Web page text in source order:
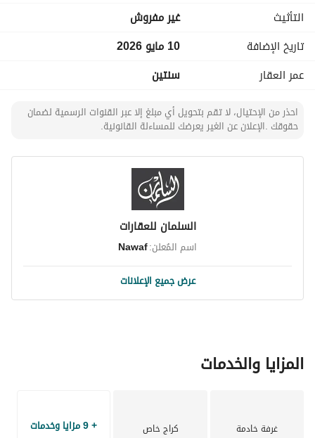
التأثيث
غير مفروش
تاريخ الإضافة
10 مايو 2026
عمر العقار
سنتين
احذر من الإحتيال، لا تقم بتحويل أي مبلغ إلا عبر القنوات الرسمية لضمان
حقوقك .الإعلان عن الغير يعرضك للمساءلة القانونية.
السلمان للعقارات
اسم المُعلن:Nawaf
عرض جميع الإعلانات
المزايا والخدمات
غرفة خادمة كراج خاص + 9 مزايا وخدمات